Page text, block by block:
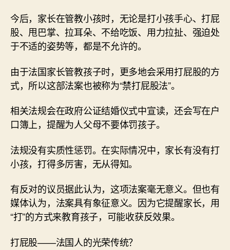
今后，家长在管教小孩时，无论是打小孩手心、打屁
股、甩巴掌、拉耳朵、不给吃饭、用力拉扯、强迫处
于不适的姿势等，都是不允许的。
由于法国家长管教孩子时，更多地会采用打屁股的方
式，所以这部法案也被称为“禁打屁股法”。
相关法规会在政府公证结婚仪式中宣读，还会写在户
口簿上，提醒为人父母不要体罚孩子。
法规没有实质性惩罚。在实际情况中，家长有没有打
小孩，打得多厉害，无从得知。
有反对的议员据此认为，这项法案毫无意义。但也有
媒体认为，法案具有象征意义。因为它提醒家长，用
“打”的方式来教育孩子，可能收获反效果。
打屁股——法国人的光荣传统？